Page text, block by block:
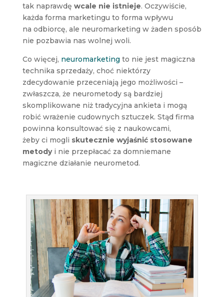
tak naprawdę wcale nie istnieje. Oczywiście,
każda forma marketingu to forma wpływu
na odbiorcę, ale neuromarketing w żaden sposób
nie pozbawia nas wolnej woli.
Co więcej, neuromarketing to nie jest magiczna
technika sprzedaży, choć niektórzy
zdecydowanie przeceniają jego możliwości –
zwłaszcza, że neurometody są bardziej
skomplikowane niż tradycyjna ankieta i mogą
robić wrażenie cudownych sztuczek. Stąd firma
powinna konsultować się z naukowcami,
żeby ci mogli skutecznie wyjaśnić stosowane
metodyi nie przepłacać za domniemane
magiczne działanie neurometod.